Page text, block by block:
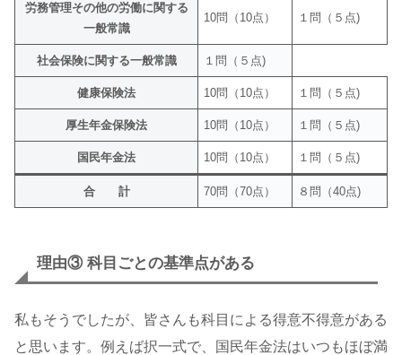
労務管理その他の労働に関する
一般常識
10問（10点） １問（５点)
社会保険に関する一般常識 １問（５点)
健康保険法 10問（10点） １問（５点)
厚生年金保険法 10問（10点） １問（５点)
国民年金法 10問（10点） １問（５点)
合 計 70問（70点） ８問（40点)
理由③ 科目ごとの基準点がある
私もそうでしたが、皆さんも科目による得意不得意がある
と思います。例えば択一式で、国民年金法はいつもほぼ満